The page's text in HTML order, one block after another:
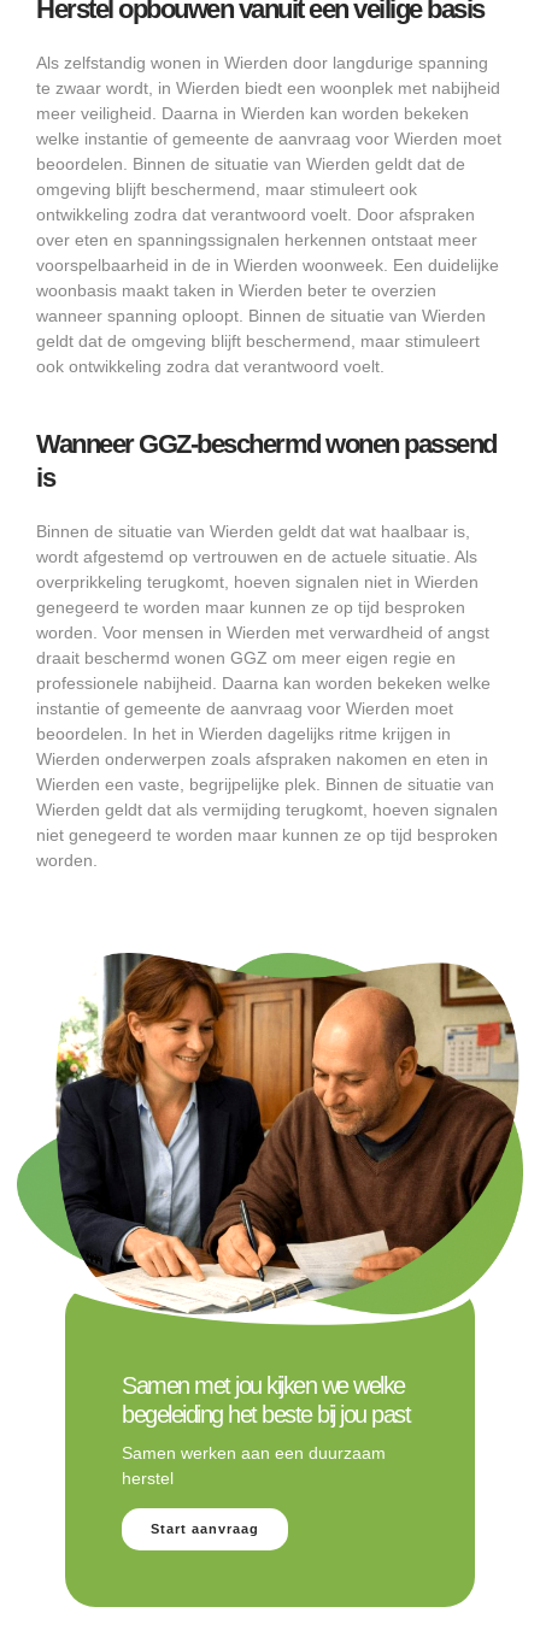
Herstel opbouwen vanuit een veilige basis
Als zelfstandig wonen in Wierden door langdurige spanning
te zwaar wordt, in Wierden biedt een woonplek met nabijheid
meer veiligheid. Daarna in Wierden kan worden bekeken
welke instantie of gemeente de aanvraag voor Wierden moet
beoordelen. Binnen de situatie van Wierden geldt dat de
omgeving blijft beschermend, maar stimuleert ook
ontwikkeling zodra dat verantwoord voelt. Door afspraken
over eten en spanningssignalen herkennen ontstaat meer
voorspelbaarheid in de in Wierden woonweek. Een duidelijke
woonbasis maakt taken in Wierden beter te overzien
wanneer spanning oploopt. Binnen de situatie van Wierden
geldt dat de omgeving blijft beschermend, maar stimuleert
ook ontwikkeling zodra dat verantwoord voelt.
Wanneer GGZ-beschermd wonen passend
is
Binnen de situatie van Wierden geldt dat wat haalbaar is,
wordt afgestemd op vertrouwen en de actuele situatie. Als
overprikkeling terugkomt, hoeven signalen niet in Wierden
genegeerd te worden maar kunnen ze op tijd besproken
worden. Voor mensen in Wierden met verwardheid of angst
draait beschermd wonen GGZ om meer eigen regie en
professionele nabijheid. Daarna kan worden bekeken welke
instantie of gemeente de aanvraag voor Wierden moet
beoordelen. In het in Wierden dagelijks ritme krijgen in
Wierden onderwerpen zoals afspraken nakomen en eten in
Wierden een vaste, begrijpelijke plek. Binnen de situatie van
Wierden geldt dat als vermijding terugkomt, hoeven signalen
niet genegeerd te worden maar kunnen ze op tijd besproken
worden.
Samen met jou kijken we welke
begeleiding het beste bij jou past
Samen werken aan een duurzaam
herstel
Start aanvraag